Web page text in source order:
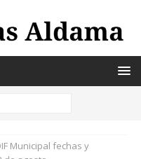
Municipal fechas y